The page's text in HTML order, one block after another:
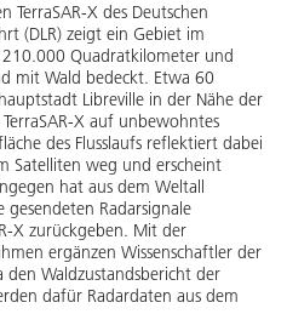
TerraSAR-X des Deutschen
(DLR) zeigt ein Gebiet im
Quadratkilometer und
mit Wald bedeckt. Etwa 60
Libreville in der Nähe der
X auf unbewohntes
des Flusslaufs reflektiert dabei
Satelliten weg und erscheint
hat aus dem Weltall
gesendeten Radarsignale
X zurückgeben. Mit der
ergänzen Wissenschaftler der
den Waldzustandsbericht der
dafür Radardaten aus dem